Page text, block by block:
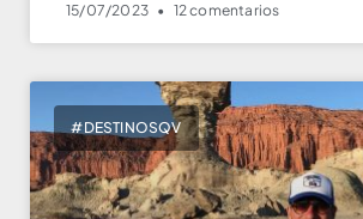
15/07/2023 12 comentarios
#DESTINOSQV